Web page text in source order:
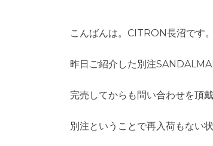
こんばんは。CITRON長沼です。
昨日ご紹介した別注
完売してからも問い合わせを頂
別注ということで再入荷もない